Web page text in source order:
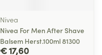
Nivea
Nivea For Men After Shave
Balsem Herst.100ml 81300
€ 17,60